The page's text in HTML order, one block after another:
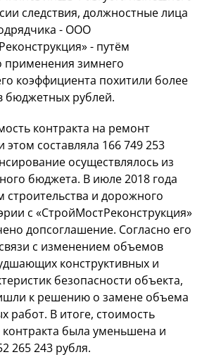
следствия, должностные лица
- ООО
- путём
применения зимнего
коэффициента похитили более
бюджетных рублей.
контракта на ремонт
этом составляла 166 749 253
осуществлялось из
бюджета. В июле 2018 года
строительства и дорожного
с «СтройМостРеконструкция»
допсоглашение. Согласно его
с изменением объемов
конструктивных и
безопасности объекта,
к решению о замене объема
работ. В итоге, стоимость
была уменьшена и
265 243 рубля.